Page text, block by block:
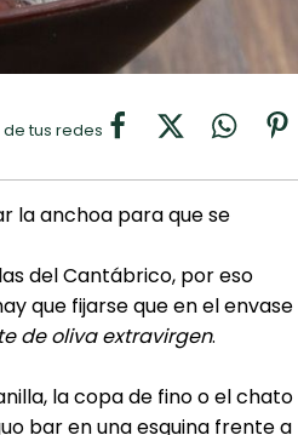
tus redes
la anchoa para que se
del Cantábrico, por eso
que fijarse que en el envase
de oliva extravirgen.
la copa de fino o el chato
bar en una esquina frente a